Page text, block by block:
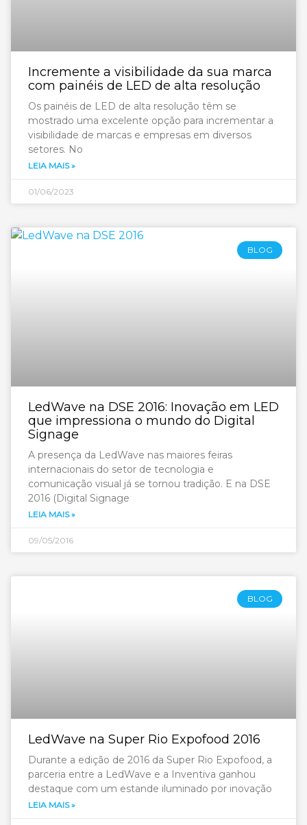
Incremente a visibilidade da sua marca
com painéis de LED de alta resolução
Os painéis de LED de alta resolução têm se
mostrado uma excelente opção para incrementar a
visibilidade de marcas e empresas em diversos
setores. No
LEIA MAIS »
01/06/2023
BLOG
LedWave na DSE 2016: Inovação em LED
que impressiona o mundo do Digital
Signage
A presença da LedWave nas maiores feiras
internacionais do setor de tecnologia e
comunicação visual já se tornou tradição. E na DSE
2016 (Digital Signage
LEIA MAIS »
09/05/2016
BLOG
LedWave na Super Rio Expofood 2016
Durante a edição de 2016 da Super Rio Expofood, a
parceria entre a LedWave e a Inventiva ganhou
destaque com um estande iluminado por inovação
LEIA MAIS »